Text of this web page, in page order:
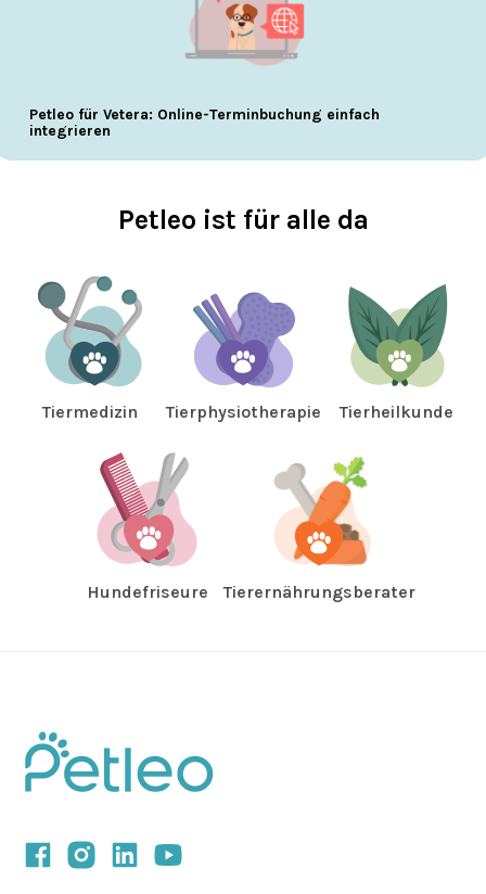
Petleo für Vetera: Online-Terminbuchung einfach
integrieren
Petleo ist für alle da
Tiermedizin Tierphysiotherapie Tierheilkunde
Hundefriseure Tierernährungsberater